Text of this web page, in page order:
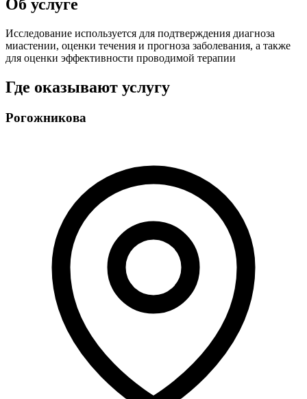
Об услуге
Исследование используется для подтверждения диагноза
миастении, оценки течения и прогноза заболевания, а также
для оценки эффективности проводимой терапии
Где оказывают услугу
Рогожникова